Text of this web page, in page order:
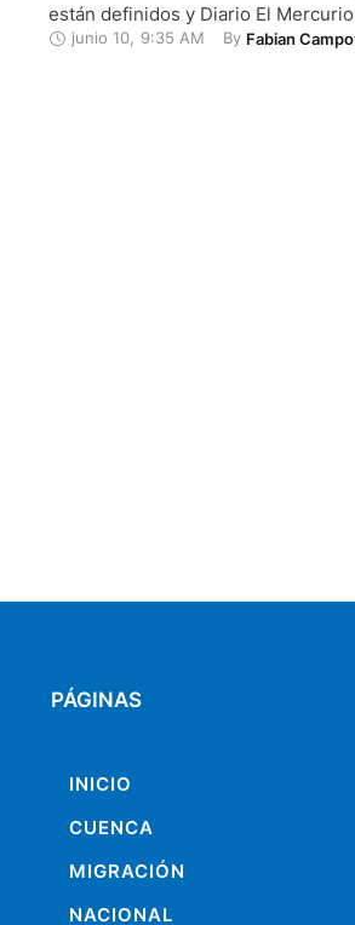
están definidos y Diario El
ideal. ¿Cómo crees que alinee el
junio 10 9:35 AM By Fabian
PÁGINAS
INICIO
CUENCA
MIGRACIÓN
NACIONAL